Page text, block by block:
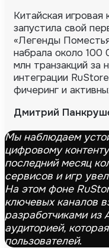
Китайская игровая
запустила свой
«Легенды
набрала около 100
млн транзакций за
интеграции
фичеринг и
Дмитрий
Мы наблюдаем
цифровому
последний месяц
сервисов и игр
На этом фоне
ключевых каналов
разработчиками из
аудиторией,
пользователей.